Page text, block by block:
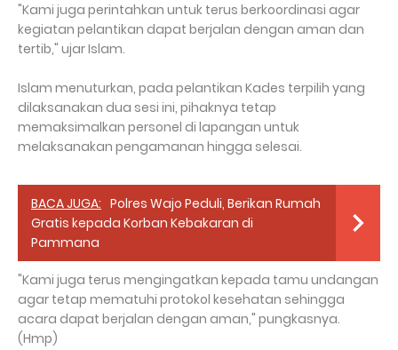
"Kami juga perintahkan untuk terus berkoordinasi agar
kegiatan pelantikan dapat berjalan dengan aman dan
tertib," ujar Islam.
Islam menuturkan, pada pelantikan Kades terpilih yang
dilaksanakan dua sesi ini, pihaknya tetap
memaksimalkan personel di lapangan untuk
melaksanakan pengamanan hingga selesai.
BACA JUGA: Polres Wajo Peduli, Berikan Rumah
Gratis kepada Korban Kebakaran di
Pammana
"Kami juga terus mengingatkan kepada tamu undangan
agar tetap mematuhi protokol kesehatan sehingga
acara dapat berjalan dengan aman," pungkasnya.
(Hmp)